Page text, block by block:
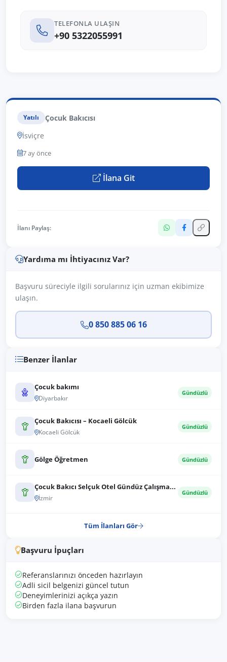
TELEFONLA ULAŞIN
+90 5322055991
Yatılı
Çocuk Bakıcısı
İsviçre
7 ay önce
İlana Git
İlanı Paylaş:
Yardıma mı İhtiyacınız Var?
Başvuru süreciyle ilgili sorularınız için uzman ekibimize
ulaşın.
0 850 885 06 16
Benzer İlanlar
Çocuk bakımı
Diyarbakır
Gündüzlü
Çocuk Bakıcısı – Kocaeli Gölcük
Kocaeli Gölcük
Gündüzlü
Gölge Öğretmen Gündüzlü
Çocuk Bakıcı Selçuk Otel Gündüz Çalışma...
İzmir
Gündüzlü
Tüm İlanları Gör
Başvuru İpuçları
Referanslarınızı önceden hazırlayın
Adli sicil belgenizi güncel tutun
Deneyimlerinizi açıkça yazın
Birden fazla ilana başvurun